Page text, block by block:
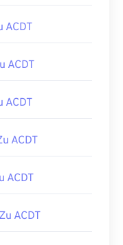
ACDT
ACDT
ACDT
ACDT
ACDT
ACDT